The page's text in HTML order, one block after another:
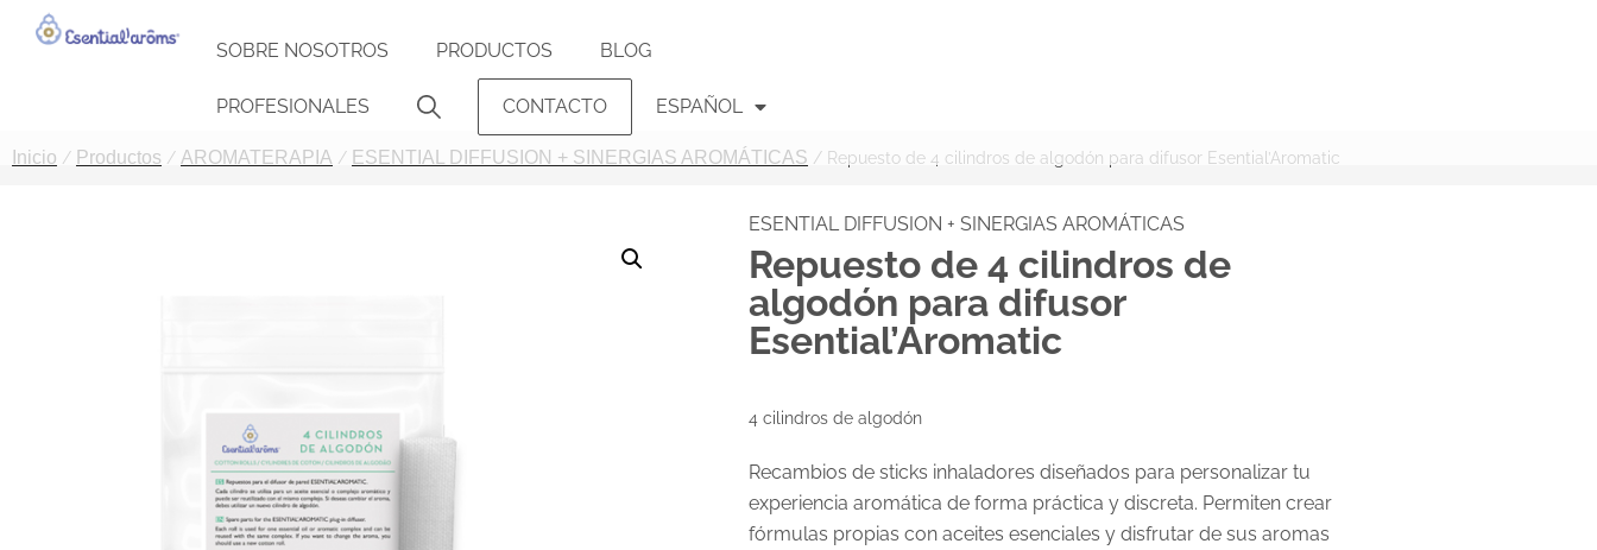
SOBRE NOSOTROS PRODUCTOS BLOG
PROFESIONALES CONTACTO ESPAÑOL
Inicio / Productos / AROMATERAPIA / ESENTIAL DIFFUSION + SINERGIAS AROMÁTICAS / Repuesto de 4 cilindros de algodón para difusor Esential’Aromatic
ESENTIAL DIFFUSION + SINERGIAS AROMÁTICAS
Repuesto de 4 cilindros de
algodón para difusor
Esential’Aromatic
4 cilindros de algodón
Recambios de sticks inhaladores diseñados para personalizar tu
experiencia aromática de forma práctica y discreta. Permiten crear
fórmulas propias con aceites esenciales y disfrutar de sus aromas